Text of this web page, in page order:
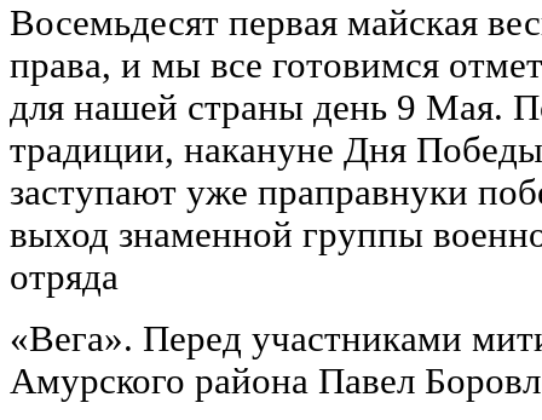
Восемьдесят первая майская
права, и мы все готовимся
для нашей страны день 9 Мая.
традиции, накануне Дня
заступают уже праправнуки
выход знаменной группы
отряда
«Вега». Перед участниками
Амурского района Павел